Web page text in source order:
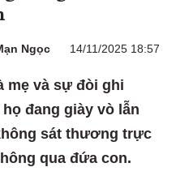
Ngọc 14/11/2025 18:57
mẹ và sự đòi ghi
đang giày vò lẫn
sát thương trực
qua đứa con.